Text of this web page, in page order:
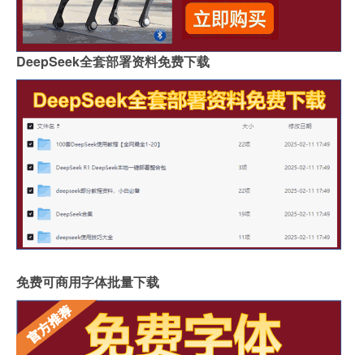
DeepSeek全套部署资料免费下载
免费可商用字体批量下载